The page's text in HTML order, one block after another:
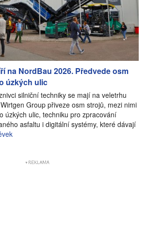
na NordBau 2026. Předvede osm
úzkých ulic
silniční techniky se mají na veletrhu
Group přiveze osm strojů, mezi nimi
úzkých ulic, techniku pro zpracování
asfaltu i digitální systémy, které dávají